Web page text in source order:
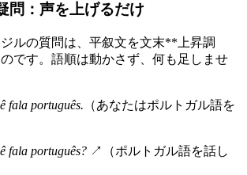
問：声を上げるだけ
ルの質問は、平叙文を文末**上昇調
です。語順は動かさず、何も足しませ
fala português. （あなたはポルトガル語を
fala português? ↗（ポルトガル語を話し